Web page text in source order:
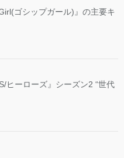
ゴシップガール)』の主要キ
ヒーローズ』シーズン2 “世代